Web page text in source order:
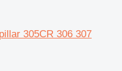
305CR 306 307